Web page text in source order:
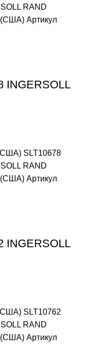
RAND
(США) Артикул
INGERSOLL
SLT10678
RAND
(США) Артикул
INGERSOLL
SLT10762
RAND
(США) Артикул